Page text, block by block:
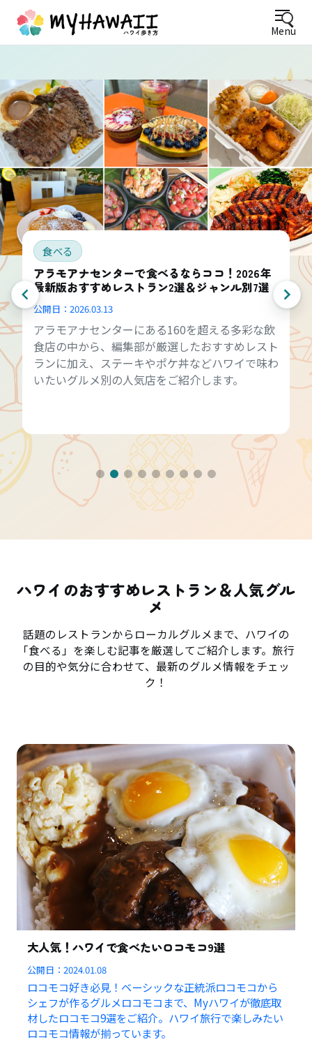
Menu
食べる
アラモアナセンターで食べるならココ！2026年
最新版おすすめレストラン2選＆ジャンル別7選
公開日： 2026.03.13
アラモアナセンターにある160を超える多彩な飲
食店の中から、編集部が厳選したおすすめレスト
ランに加え、ステーキやポケ丼などハワイで味わ
いたいグルメ別の人気店をご紹介します。
ハワイのおすすめレストラン＆人気グル
メ
話題のレストランからローカルグルメまで、ハワイの
「食べる」を楽しむ記事を厳選してご紹介します。旅行
の目的や気分に合わせて、最新のグルメ情報をチェッ
ク！
大人気！ハワイで食べたいロコモコ9選
公開日：2024.01.08
ロコモコ好き必見！ベーシックな正統派ロコモコから
シェフが作るグルメロコモコまで、Myハワイが徹底取
材したロコモコ9選をご紹介。ハワイ旅行で楽しみたい
ロコモコ情報が揃っています。